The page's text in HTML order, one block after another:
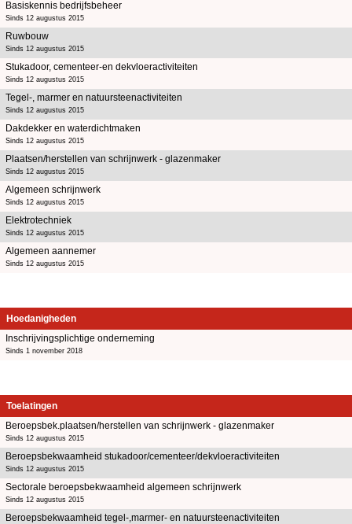
Basiskennis bedrijfsbeheer
Sinds 12 augustus 2015
Ruwbouw
Sinds 12 augustus 2015
Stukadoor, cementeer-en dekvloeractiviteiten
Sinds 12 augustus 2015
Tegel-, marmer en natuursteenactiviteiten
Sinds 12 augustus 2015
Dakdekker en waterdichtmaken
Sinds 12 augustus 2015
Plaatsen/herstellen van schrijnwerk - glazenmaker
Sinds 12 augustus 2015
Algemeen schrijnwerk
Sinds 12 augustus 2015
Elektrotechniek
Sinds 12 augustus 2015
Algemeen aannemer
Sinds 12 augustus 2015
Hoedanigheden
Inschrijvingsplichtige onderneming
Sinds 1 november 2018
Toelatingen
Beroepsbek.plaatsen/herstellen van schrijnwerk - glazenmaker
Sinds 12 augustus 2015
Beroepsbekwaamheid stukadoor/cementeer/dekvloeractiviteiten
Sinds 12 augustus 2015
Sectorale beroepsbekwaamheid algemeen schrijnwerk
Sinds 12 augustus 2015
Beroepsbekwaamheid tegel-,marmer- en natuursteenactiviteiten